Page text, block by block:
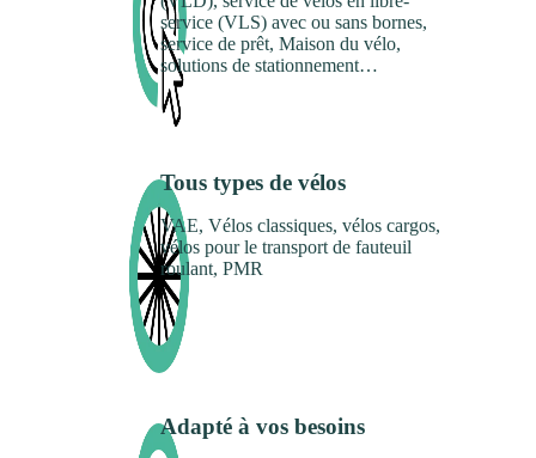
service (VLS) avec ou sans bornes,
service de prêt, Maison du vélo,
solutions de stationnement…
Tous types de vélos
VAE, Vélos classiques, vélos cargos,
vélos pour le transport de fauteuil
roulant, PMR
Adapté à vos besoins